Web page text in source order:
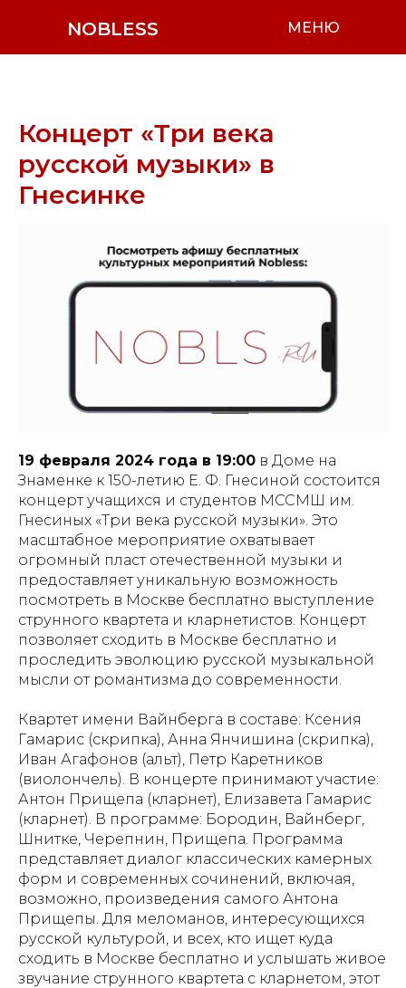
NOBLESS МЕНЮ
Концерт «Три века
русской музыки» в
Гнесинке
19 февраля 2024 года в 19:00 в Доме на
Знаменке к 150-летию Е. Ф. Гнесиной состоится
концерт учащихся и студентов МССМШ им.
Гнесиных «Три века русской музыки». Это
масштабное мероприятие охватывает
огромный пласт отечественной музыки и
предоставляет уникальную возможность
посмотреть в Москве бесплатно выступление
струнного квартета и кларнетистов. Концерт
позволяет сходить в Москве бесплатно и
проследить эволюцию русской музыкальной
мысли от романтизма до современности.
Квартет имени Вайнберга в составе: Ксения
Гамарис (скрипка), Анна Янчишина (скрипка),
Иван Агафонов (альт), Петр Каретников
(виолончель). В концерте принимают участие:
Антон Прищепа (кларнет), Елизавета Гамарис
(кларнет). В программе: Бородин, Вайнберг,
Шнитке, Черепнин, Прищепа. Программа
представляет диалог классических камерных
форм и современных сочинений, включая,
возможно, произведения самого Антона
Прищепы. Для меломанов, интересующихся
русской культурой, и всех, кто ищет куда
сходить в Москве бесплатно и услышать живое
звучание струнного квартета с кларнетом, этот